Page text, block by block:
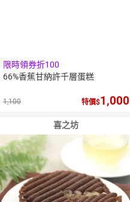
限時領券折100
66%香蕉甘納許千層蛋糕
1,100 特價 1,000
喜之坊